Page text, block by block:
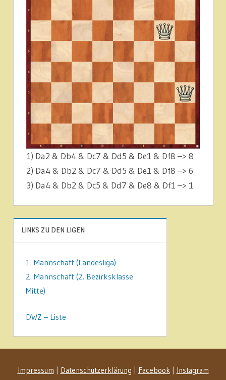
1) Da2 & Db4 & Dc7 & Dd5 & De1 & Df8 –> 8
2) Da4 & Db2 & Dc7 & Dd5 & De1 & Df8 –> 6
3) Da4 & Db2 & Dc5 & Dd7 & De8 & Df1 –> 1
LINKS ZU DEN LIGEN
1. Mannschaft (Landesliga)
2. Mannschaft (2. Bezirksklasse
Mitte)
DWZ – Liste
Impressum | Datenschutzerklärung | Facebook| Instagram